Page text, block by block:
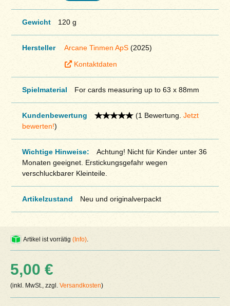
Gewicht 120 g
Hersteller Arcane Tinmen ApS(2025)
Kontaktdaten
Spielmaterial For cards measuring up to 63 x 88mm
Kundenbewertung (1 Bewertung. Jetzt
bewerten!)
Wichtige Hinweise:
Achtung! Nicht für Kinder unter 36
Monaten geeignet. Erstickungsgefahr wegen
verschluckbarer Kleinteile.
Artikelzustand Neu und originalverpackt
Artikel ist vorrätig(Info)
5,00 €
(inkl. MwSt., zzgl.Versandkosten)